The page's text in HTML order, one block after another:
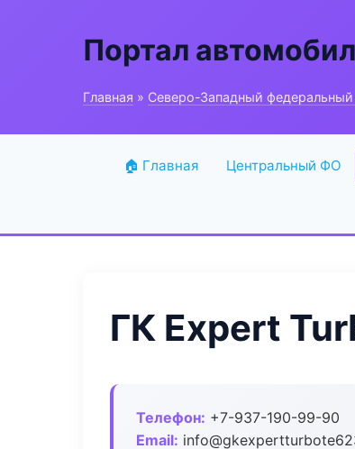
Портал
Главная » Северо-Западный федеральный
🏠 Главная Центральный ФО
ГК Expert
Телефон: +7-937-190-99-90
Email: